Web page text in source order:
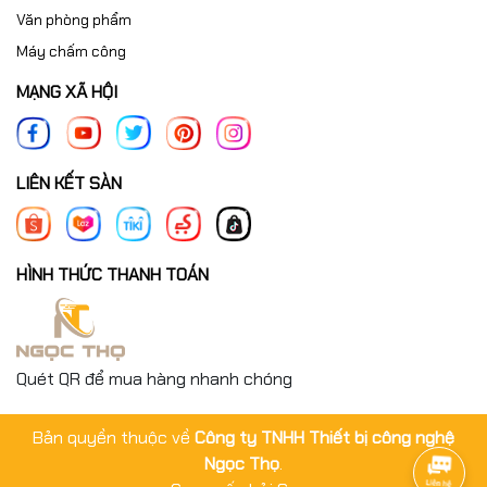
Văn phòng phẩm
Máy chấm công
MẠNG XÃ HỘI
LIÊN KẾT SÀN
HÌNH THỨC THANH TOÁN
Quét QR để mua hàng nhanh chóng
Bản quyền thuộc về Công ty TNHH Thiết bị công nghệ
Ngọc Thọ.